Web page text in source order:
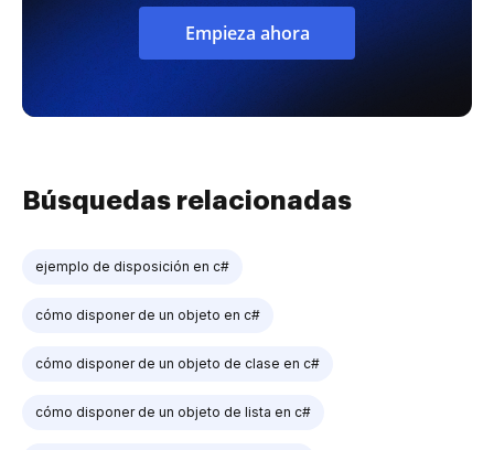
Empieza ahora
Búsquedas relacionadas
ejemplo de disposición en c#
cómo disponer de un objeto en c#
cómo disponer de un objeto de clase en c#
cómo disponer de un objeto de lista en c#